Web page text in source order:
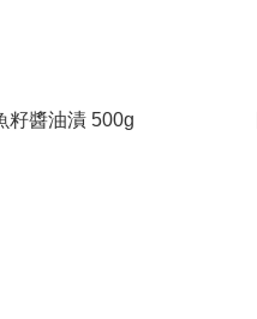
籽醬油漬 500g